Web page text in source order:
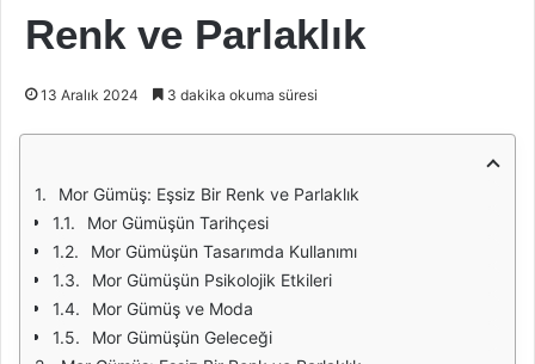
Renk ve Parlaklık
13 Aralık 2024 3 dakika okuma süresi
Mor Gümüş: Eşsiz Bir Renk ve Parlaklık
Mor Gümüşün Tarihçesi
Mor Gümüşün Tasarımda Kullanımı
Mor Gümüşün Psikolojik Etkileri
Mor Gümüş ve Moda
Mor Gümüşün Geleceği